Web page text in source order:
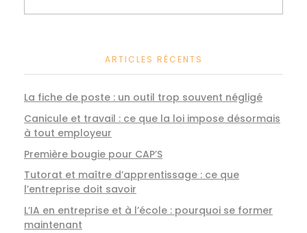
ARTICLES RÉCENTS
La fiche de poste : un outil trop souvent négligé
Canicule et travail : ce que la loi impose désormais
à tout employeur
Première bougie pour CAP’S
Tutorat et maître d’apprentissage : ce que
l’entreprise doit savoir
L’IA en entreprise et à l’école : pourquoi se former
maintenant